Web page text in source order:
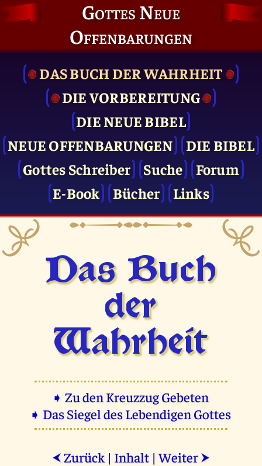
Gottes Neue
Offenbarungen
DAS BUCH DER WAHRHEIT
DIE VOR­BEREITUNG
DIE NEUE BIBEL
NEUE OFFENBARUNGEN
DIE BIBEL
Gottes Schreiber
Suche
Forum
E-Book
Bücher Links
Das Buch
der
Wahrheit
➧ Zu den Kreuzzug Gebeten
➧ Das Siegel des Lebendigen Gottes
⮜ Zurück | Inhalt |Weiter ⮞